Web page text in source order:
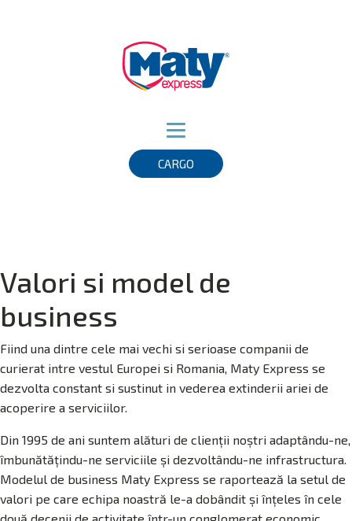
CARGO
Valori si model de
business
Fiind una dintre cele mai vechi si serioase companii de
curierat intre vestul Europei si Romania, Maty Express se
dezvolta constant si sustinut in vederea extinderii ariei de
acoperire a serviciilor.
Din 1995 de ani suntem alături de clienţii noştri adaptându-ne,
îmbunătăţindu-ne serviciile şi dezvoltându-ne infrastructura.
Modelul de business Maty Express se raportează la setul de
valori pe care echipa noastră le-a dobândit şi înţeles în cele